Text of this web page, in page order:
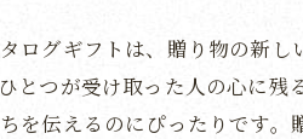
ログギフトは、贈り物の新
とつが受け取った人の心に
を伝えるのにぴったりです